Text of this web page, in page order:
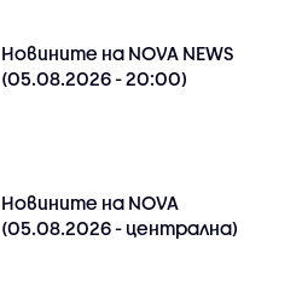
Новините на NOVA NEWS
(05.08.2026 - 20:00)
Новините на NOVA
(05.08.2026 - централна)